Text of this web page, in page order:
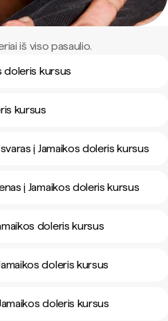
iš viso pasaulio.
doleris kursus
kursus
į Jamaikos doleris kursus
į Jamaikos doleris kursus
doleris kursus
doleris kursus
doleris kursus